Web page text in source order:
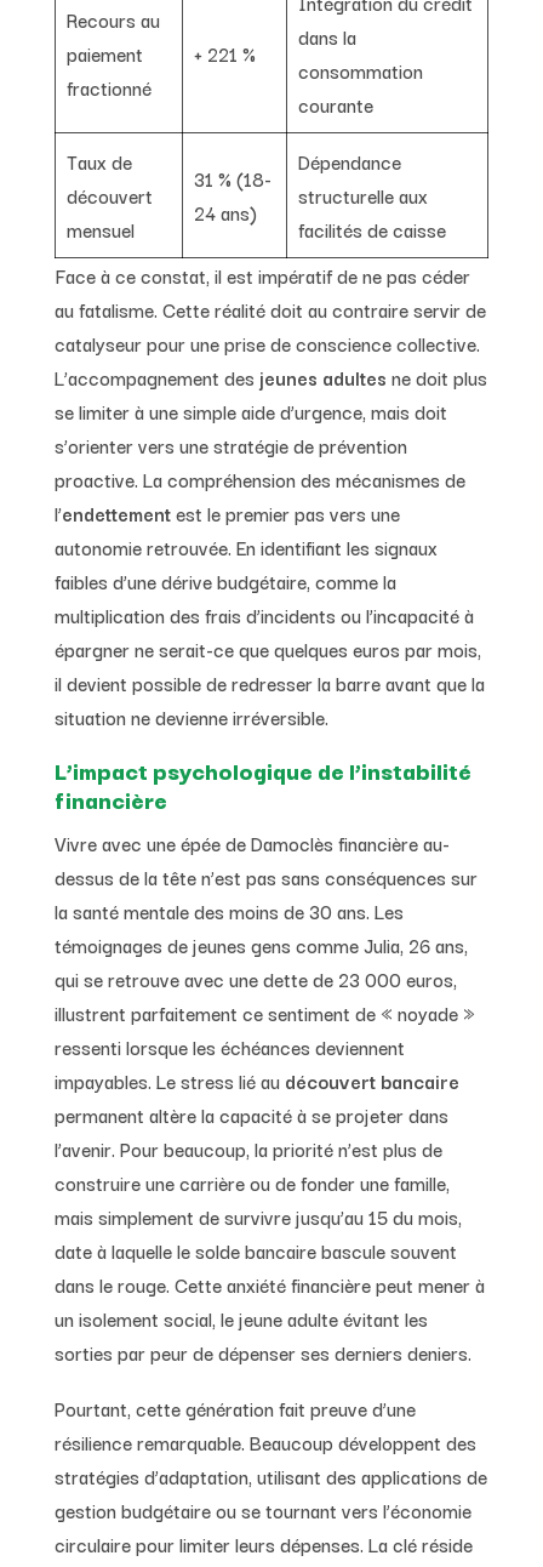
Recours au
paiement
fractionné
+ 221 %
dans la
consommation
courante
Taux de
découvert
mensuel
31 % (18-
24 ans)
Dépendance
structurelle aux
facilités de caisse
Face à ce constat, il est impératif de ne pas céder
au fatalisme. Cette réalité doit au contraire servir de
catalyseur pour une prise de conscience collective.
L’accompagnement des jeunes adultes ne doit plus
se limiter à une simple aide d’urgence, mais doit
s’orienter vers une stratégie de prévention
proactive. La compréhension des mécanismes de
l’endettementest le premier pas vers une
autonomie retrouvée. En identifiant les signaux
faibles d’une dérive budgétaire, comme la
multiplication des frais d’incidents ou l’incapacité à
épargner ne serait-ce que quelques euros par mois,
il devient possible de redresser la barre avant que la
situation ne devienne irréversible.
L’impact psychologique de l’instabilité
financière
Vivre avec une épée de Damoclès financière au-
dessus de la tête n’est pas sans conséquences sur
la santé mentale des moins de 30 ans. Les
témoignages de jeunes gens comme Julia, 26 ans,
qui se retrouve avec une dette de 23 000 euros,
illustrent parfaitement ce sentiment de « noyade »
ressenti lorsque les échéances deviennent
impayables. Le stress lié au découvert bancaire
permanent altère la capacité à se projeter dans
l’avenir. Pour beaucoup, la priorité n’est plus de
construire une carrière ou de fonder une famille,
mais simplement de survivre jusqu’au 15 du mois,
date à laquelle le solde bancaire bascule souvent
dans le rouge. Cette anxiété financière peut mener à
un isolement social, le jeune adulte évitant les
sorties par peur de dépenser ses derniers deniers.
Pourtant, cette génération fait preuve d’une
résilience remarquable. Beaucoup développent des
stratégies d’adaptation, utilisant des applications de
gestion budgétaire ou se tournant vers l’économie
circulaire pour limiter leurs dépenses. La clé réside